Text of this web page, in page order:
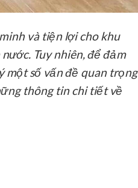
và tiện lợi cho khu
Tuy nhiên, để đảm
một số vấn đề quan trọng
thông tin chi tiết về